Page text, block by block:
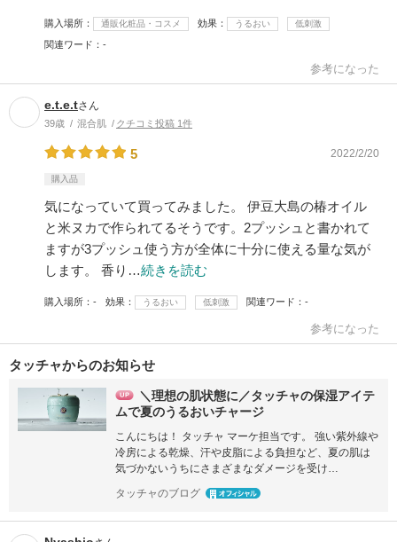
購入場所 通販化粧品・コスメ 効果 うるおい 低刺激
関連ワード -
参考になった
e.t.e.tさん
39歳 混合肌 クチコミ投稿 1件
5 2022/2/20
購入品
気になっていて買ってみました。 伊豆大島の椿オイル
と米ヌカで作られてるそうです。2プッシュと書かれて
ますが3プッシュ使う方が全体に十分に使える量な気が
します。 香り…続きを読む
購入場所 - 効果 うるおい 低刺激 関連ワード -
参考になった
タッチャからのお知らせ
＼理想の肌状態に／タッチャの保湿アイテ
ムで夏のうるおいチャージ
こんにちは！ タッチャ マーケ担当です。 強い紫外線や
冷房による乾燥、汗や皮脂による負担など、夏の肌は
気づかないうちにさまざまなダメージを受け…
タッチャのブログ